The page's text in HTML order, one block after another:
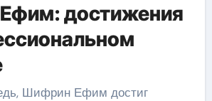
достижения
Шифрин Ефим достиг